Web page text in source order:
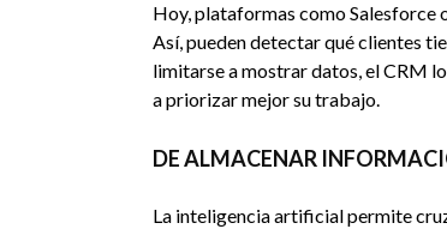
Hoy, plataformas como Salesforce
Así, pueden detectar qué clientes
limitarse a mostrar datos, el CRM
a priorizar mejor su trabajo.
DE ALMACENAR
La inteligencia artificial permite